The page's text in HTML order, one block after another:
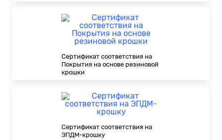
Сертификат соответствия на
Покрытия на основе резиновой
крошки
Сертификат соответствия на
ЭПДМ-крошку